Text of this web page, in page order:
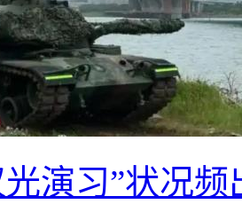
光演习”状况